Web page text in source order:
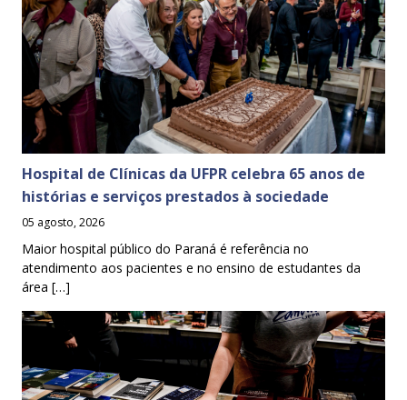
Hospital de Clínicas da UFPR celebra 65 anos de
histórias e serviços prestados à sociedade
05 agosto, 2026
Maior hospital público do Paraná é referência no
atendimento aos pacientes e no ensino de estudantes da
área […]